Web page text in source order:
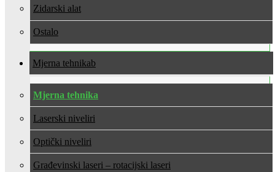
Zidarski alat
Ostalo
Mjerna tehnika
Mjerna tehnika
Laserski niveliri
Optički niveliri
Građevinski laseri – rotacijski laseri